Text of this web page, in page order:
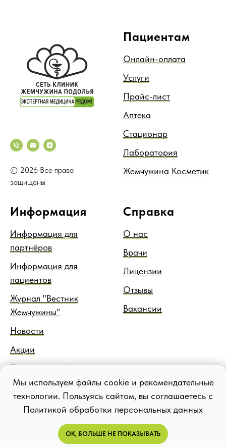
© 2026 Все права
защищены
Пациентам
Онлайн-оплата
Услуги
Прайс-лист
Аптека
Стационар
Лаборатория
Жемчужина Косметик
Информация
Информация для
партнёров
Информация для
пациентов
Журнал "Вестник
Жемчужины"
Новости
Акции
Правовая информация
Блог
Справка
О нас
Врачи
Лицензии
Отзывы
Вакансии
Мы используем файлы cookie и рекомендательные
технологии. Пользуясь сайтом, вы соглашаетесь с
Политикой обработки персональных данных
ОК, БОЛЬШЕ НЕ ПОКАЗЫВАТЬ